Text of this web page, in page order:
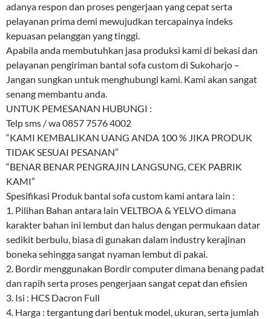
adanya respon dan proses pengerjaan yang cepat serta
pelayanan prima demi mewujudkan tercapainya indeks
kepuasan pelanggan yang tinggi.
Apabila anda membutuhkan jasa produksi kami di bekasi dan
pelayanan pengiriman bantal sofa custom di Sukoharjo –
Jangan sungkan untuk menghubungi kami. Kami akan sangat
senang membantu anda.
UNTUK PEMESANAN HUBUNGI :
Telp sms / wa 0857 7576 4002
“KAMI KEMBALIKAN UANG ANDA 100 % JIKA PRODUK
TIDAK SESUAI PESANAN”
“BENAR BENAR PENGRAJIN LANGSUNG, CEK PABRIK
KAMI”
Spesifikasi Produk bantal sofa custom kami antara lain :
1. Pilihan Bahan antara lain VELTBOA & YELVO dimana
karakter bahan ini lembut dan halus dengan permukaan datar
sedikit berbulu, biasa di gunakan dalam industry kerajinan
boneka sehingga sangat nyaman lembut di pakai.
2. Bordir menggunakan Bordir computer dimana benang padat
dan rapih serta proses pengerjaan sangat cepat dan efisien
3. Isi : HCS Dacron Full
4. Harga : tergantung dari bentuk model, ukuran, serta jumlah